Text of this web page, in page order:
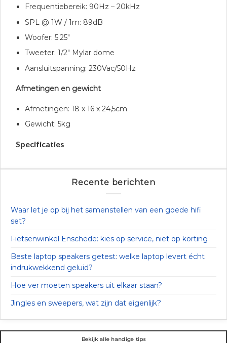
Frequentiebereik: 90Hz – 20kHz
SPL @ 1W / 1m: 89dB
Woofer: 5.25″
Tweeter: 1/2″ Mylar dome
Aansluitspanning: 230Vac/50Hz
Afmetingen en gewicht
Afmetingen: 18 x 16 x 24,5cm
Gewicht: 5kg
Specificaties
Recente berichten
Waar let je op bij het samenstellen van een goede hifi
set?
Fietsenwinkel Enschede: kies op service, niet op korting
Beste laptop speakers getest: welke laptop levert écht
indrukwekkend geluid?
Hoe ver moeten speakers uit elkaar staan?
Jingles en sweepers, wat zijn dat eigenlijk?
Bekijk alle handige tips